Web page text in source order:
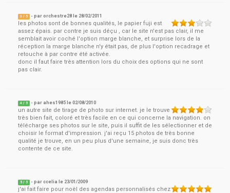
3 / 5 - parorchestre28 le 28/02/2011
les photos sont de bonnes qualités, le papier fuji est
assez épais. par contre je suis déçu , car le site n'est pas clair, il me
semblait avoir coché l'option marge blanche, et surprise lors de la
réception la marge blanche n'y était pas, de plus l'option recadrage et
retouche à par contre été activée.
donc il faut faire très attention lors du choix des options qui ne sont
pas clair.
4 / 5 - par ahes1985 le02/08/2010
un autre site de tirage de photo sur internet. je le trouve
très bien fait, coloré et très facile en ce qui concerne la navigation. on
télécharge ses photos sur le site, puis il suffit de les sélectionner et de
choisir le format d'impression. j'ai reçu 15 photos de très bonne
qualité je trouve, en un peu plus d'une semaine, je suis donc très
contente de ce site.
5 / 5 - parccelia le 23/01/2009
j'ai fait faire pour noël des agendas personnalisés chez